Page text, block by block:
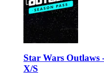
Star Wars Outlaws
X/S